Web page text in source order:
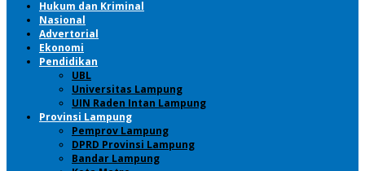
Hukum dan Kriminal
Nasional
Advertorial
Ekonomi
Pendidikan
UBL
Universitas Lampung
UIN Raden Intan Lampung
Provinsi Lampung
Pemprov Lampung
DPRD Provinsi Lampung
Bandar Lampung